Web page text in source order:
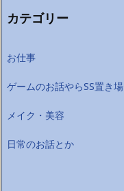
カテゴリー
お仕事
ゲームのお話やらSS置き場
メイク・美容
日常のお話とか